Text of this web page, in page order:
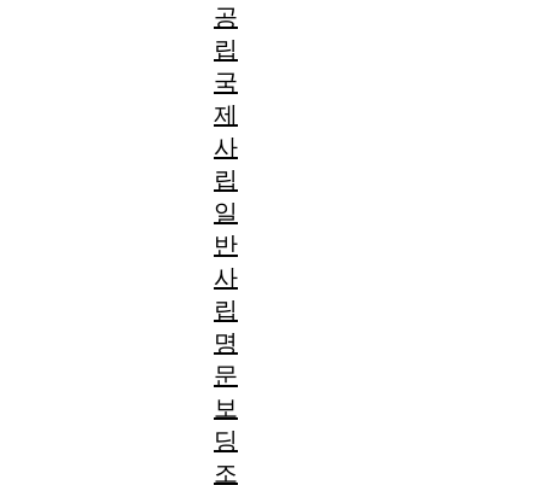
공
립
국
제
사
립
일
반
사
립
명
문
보
딩
조